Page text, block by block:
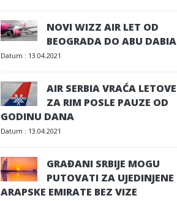
NOVI WIZZ AIR LET OD
BEOGRADA DO ABU DABIA
Datum : 13.04.2021
AIR SERBIA VRAĆA LETOVE
ZA RIM POSLE PAUZE OD
GODINU DANA
Datum : 13.04.2021
GRAĐANI SRBIJE MOGU
PUTOVATI ZA UJEDINJENE
ARAPSKE EMIRATE BEZ VIZE